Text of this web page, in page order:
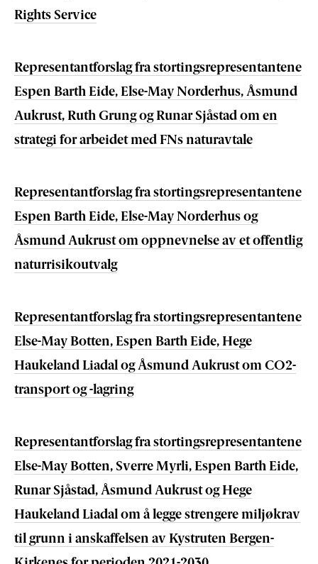
Rights Service
Representantforslag fra stortingsrepresentantene
Espen Barth Eide, Else-May Norderhus, Åsmund
Aukrust, Ruth Grung og Runar Sjåstad om en
strategi for arbeidet med FNs naturavtale
Representantforslag fra stortingsrepresentantene
Espen Barth Eide, Else-May Norderhus og
Åsmund Aukrust om oppnevnelse av et offentlig
naturrisikoutvalg
Representantforslag fra stortingsrepresentantene
Else-May Botten, Espen Barth Eide, Hege
Haukeland Liadal og Åsmund Aukrust om CO2-
transport og -lagring
Representantforslag fra stortingsrepresentantene
Else-May Botten, Sverre Myrli, Espen Barth Eide,
Runar Sjåstad, Åsmund Aukrust og Hege
Haukeland Liadal om å legge strengere miljøkrav
til grunn i anskaffelsen av Kystruten Bergen-